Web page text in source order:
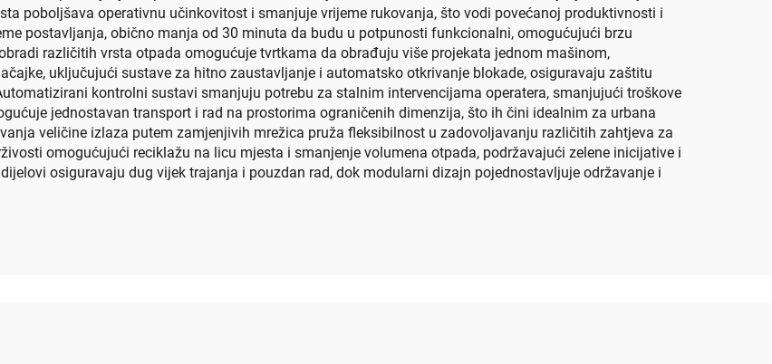
poboljšava operativnu učinkovitost i smanjuje vrijeme rukovanja, što vodi povećanoj produktivnosti i
postavljanja, obično manja od 30 minuta da budu u potpunosti funkcionalni, omogućujući brzu
različitih vrsta otpada omogućuje tvrtkama da obrađuju više projekata jednom mašinom,
uključujući sustave za hitno zaustavljanje i automatsko otkrivanje blokade, osiguravaju zaštitu
kontrolni sustavi smanjuju potrebu za stalnim intervencijama operatera, smanjujući troškove
jednostavan transport i rad na prostorima ograničenih dimenzija, što ih čini idealnim za urbana
veličine izlaza putem zamjenjivih mrežica pruža fleksibilnost u zadovoljavanju različitih zahtjeva za
omogućujući reciklažu na licu mjesta i smanjenje volumena otpada, podržavajući zelene inicijative i
osiguravaju dug vijek trajanja i pouzdan rad, dok modularni dizajn pojednostavljuje održavanje i